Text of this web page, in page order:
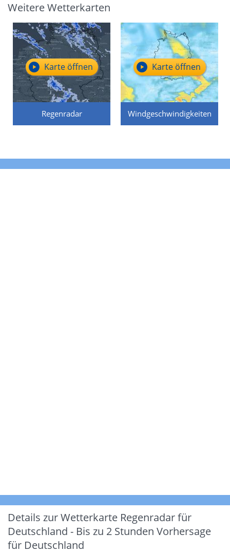
Weitere Wetterkarten
Regenradar
Karte öffnen
Windgeschwindigkeiten
Karte öffnen
Details zur Wetterkarte Regenradar für
Deutschland - Bis zu 2 Stunden Vorhersage
für Deutschland